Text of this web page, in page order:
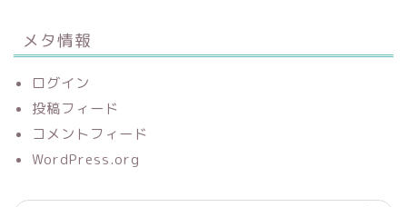
メタ情報
ログイン
投稿フィード
コメントフィード
WordPress.org